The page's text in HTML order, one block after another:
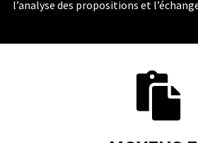
l’analyse des propositions et
